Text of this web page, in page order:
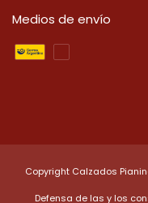
Medios de envío
Copyright Calzados
Defensa de las y los